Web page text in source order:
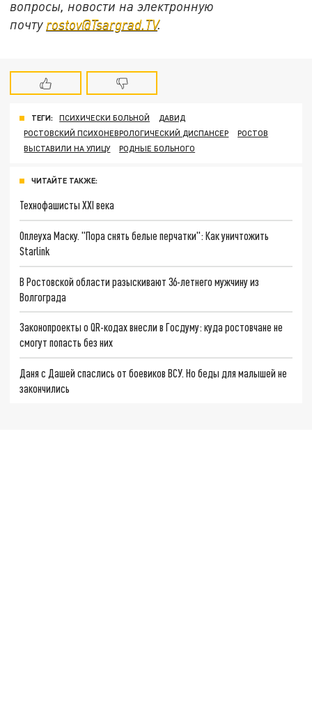
вопросы, новости на электронную
почту rostov@Tsargrad.ТV.
ТЕГИ: ПСИХИЧЕСКИ БОЛЬНОЙ
ДАВИД
РОСТОВСКИЙ ПСИХОНЕВРОЛОГИЧЕСКИЙ ДИСПАНСЕР
РОСТОВ
ВЫСТАВИЛИ НА УЛИЦУ
РОДНЫЕ БОЛЬНОГО
ЧИТАЙТЕ ТАКЖЕ:
Технофашисты XXI века
Оплеуха Маску. "Пора снять белые перчатки": Как уничтожить
Starlink
В Ростовской области разыскивают 36-летнего мужчину из
Волгограда
Законопроекты о QR-кодах внесли в Госдуму: куда ростовчане не
смогут попасть без них
Даня с Дашей спаслись от боевиков ВСУ. Но беды для малышей не
закончились